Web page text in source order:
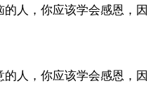
人，你应该学会感恩，因
人，你应该学会感恩，因